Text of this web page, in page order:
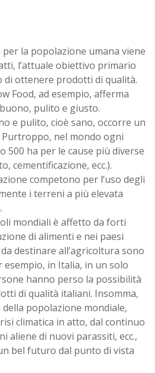
per la popolazione umana viene
l’attuale obiettivo primario
di ottenere prodotti di qualità.
Food, ad esempio, afferma
pulito e giusto.
e pulito, cioè sano, occorre un
nel mondo ogni
500 ha per le cause più diverse
cementificazione, ecc.).
competono per l’uso degli
i terreni a più elevata
mondiali è affetto da forti
di alimenti e nei paesi
destinare all’agricoltura sono
esempio, in Italia, in un solo
hanno perso la possibilità
di qualità italiani. Insomma,
popolazione mondiale,
climatica in atto, dal continuo
aliene di nuovi parassiti, ecc.,
bel futuro dal punto di vista